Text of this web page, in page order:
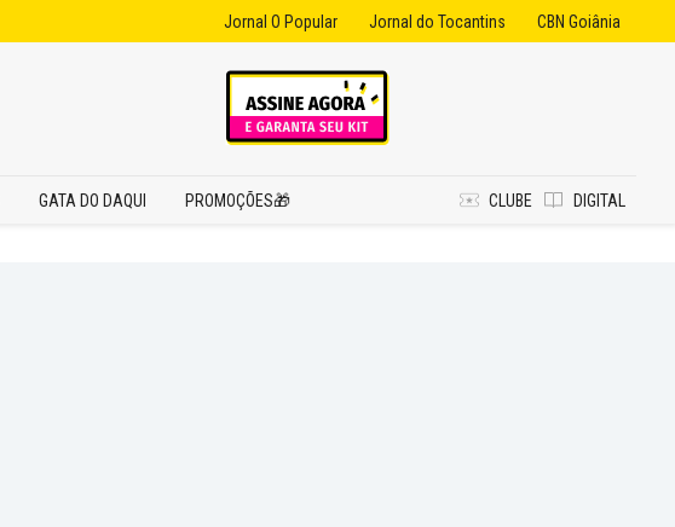
Jornal O Popular Jornal do Tocantins CBN Goiânia
GATA DO DAQUI PROMOÇÕES🎁 CLUBE DIGITAL